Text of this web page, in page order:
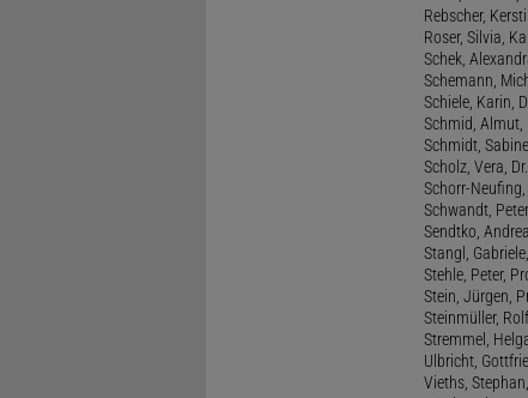
Rebscher,
Roser, Silvia,
Schek,
Schemann,
Schiele, Karin,
Schmid, Almut,
Schmidt,
Scholz, Vera,
Schorr-Neufing,
Schwandt,
Sendtko,
Stangl,
Stehle, Peter,
Stein, Jürgen,
Steinmüller,
Stremmel,
Ulbricht,
Vieths,